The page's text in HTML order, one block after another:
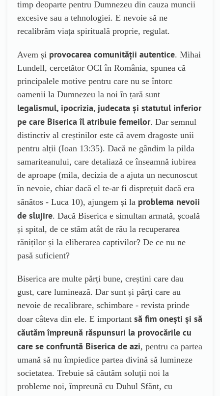
timp deoparte pentru Dumnezeu din cauza muncii
excesive sau a tehnologiei. E nevoie să ne
recalibrăm viața spirituală proprie, regulat.
Avem și provocarea comunității autentice. Mihai
Lundell, cercetător OCI în România, spunea că
principalele motive pentru care nu se întorc
oamenii la Dumnezeu la noi în țară sunt
legalismul, ipocrizia, judecata și statutul inferior
pe care Biserica îl atribuie femeilor. Dar semnul
distinctiv al creștinilor este că avem dragoste unii
pentru alții (Ioan 13:35). Dacă ne gândim la pilda
samariteanului, care detaliază ce înseamnă iubirea
de aproape (mila, decizia de a ajuta un necunoscut
în nevoie, chiar dacă el te-ar fi disprețuit dacă era
sănătos - Luca 10), ajungem și la problema nevoii
de slujire. Dacă Biserica e simultan armată, școală
și spital, de ce stăm atât de rău la recuperarea
răniților și la eliberarea captivilor? De ce nu ne
pasă suficient?
Biserica are multe părți bune, creștini care dau
gust, care luminează. Dar sunt și părți care au
nevoie de recalibrare, schimbare - revista prinde
doar câteva din ele. E important să fim onești și să
căutăm împreună răspunsuri la provocările cu
care se confruntă Biserica de azi, pentru ca partea
umană să nu împiedice partea divină să lumineze
societatea. Trebuie să căutăm soluții noi la
probleme noi, împreună cu Duhul Sfânt, cu